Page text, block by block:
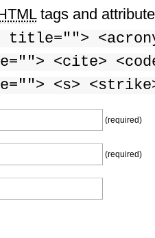
tags and
<cite>
<s>
(required)
(required)